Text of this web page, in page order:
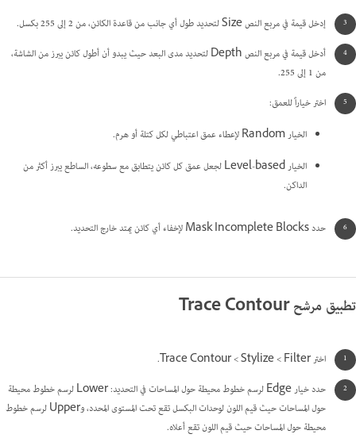
إدخل قيمة في مربع النص Size لتحديد طول أي جانب من قاعدة الكائن، من 2 إلى 255 بكسل.
أدخل قيمة في مربع النص Depth لتحديد مدى البعد حيث يبدو أن أطول كائن يبرز من الشاشة،
من 1 إلى 255.
اختر خياراً للعمق:
الخيار Random لإعطاء عمق اعتباطي لكل كتلة أو هرم.
الخيار Level-based لجعل عمق كل كائن يتطابق مع سطوعه، الساطع يبرز أكثر من
الداكن.
حدد Mask Incomplete Blocks لإخفاء أي كائن يمتد خارج التحديد.
تطبيق مرشح Trace Contour
اختر Filter >‏ Stylize >‏ Trace Contour.
حدد خيار Edge لرسم خطوط محيطة حول المساحات في التحديد: Lower لرسم خطوط محيطة
حول المساحات حيث قيم اللون لوحدات البكسل تقع تحت المستوى المحدد، وUpper لرسم خطوط
محيطة حول المساحات حيث قيم اللون تقع أعلاه.